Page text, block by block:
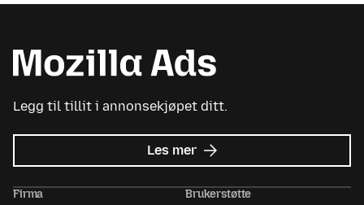
Legg til tillit i annonsekjøpet ditt.
Les mer om
Mozilla
Firma Brukerstøtte